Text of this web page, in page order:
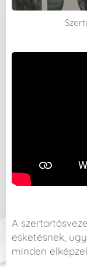
A
esketésnek,
minden